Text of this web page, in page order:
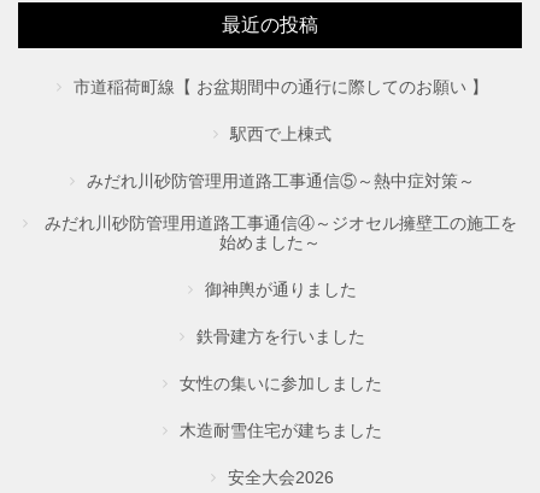
最近の投稿
市道稲荷町線【 お盆期間中の通行に際してのお願い 】
駅西で上棟式
みだれ川砂防管理用道路工事通信⑤～熱中症対策～
みだれ川砂防管理用道路工事通信④～ジオセル擁壁工の施工を
始めました～
御神輿が通りました
鉄骨建方を行いました
女性の集いに参加しました
木造耐雪住宅が建ちました
安全大会2026